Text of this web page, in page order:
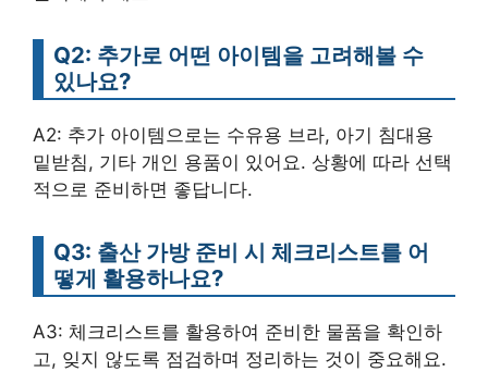
Q2: 추가로 어떤 아이템을 고려해볼 수
있나요?
A2: 추가 아이템으로는 수유용 브라, 아기 침대용
밑받침, 기타 개인 용품이 있어요. 상황에 따라 선택
적으로 준비하면 좋답니다.
Q3: 출산 가방 준비 시 체크리스트를 어
떻게 활용하나요?
A3: 체크리스트를 활용하여 준비한 물품을 확인하
고, 잊지 않도록 점검하며 정리하는 것이 중요해요.